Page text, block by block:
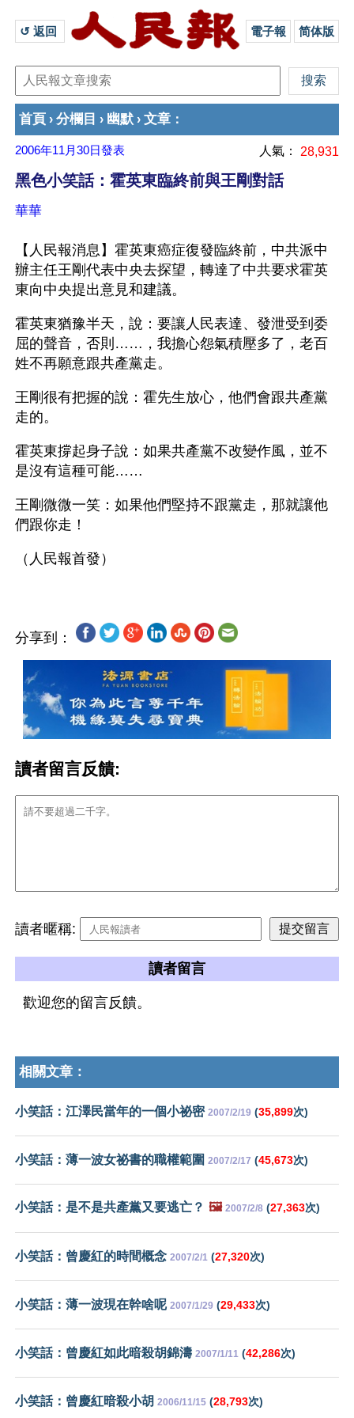
↺ 返回 電子報 简体版
首頁 › 分欄目 › 幽默 › 文章 ：
2006年11月30日發表 人氣： 28,931
黑色小笑話：霍英東臨終前與王剛對話
華華
【人民報消息】霍英東癌症復發臨終前，中共派中
辦主任王剛代表中央去探望，轉達了中共要求霍英
東向中央提出意見和建議。
霍英東猶豫半天，說：要讓人民表達、發泄受到委
屈的聲音，否則……，我擔心怨氣積壓多了，老百
姓不再願意跟共產黨走。
王剛很有把握的說：霍先生放心，他們會跟共產黨
走的。
霍英東撐起身子說：如果共產黨不改變作風，並不
是沒有這種可能……
王剛微微一笑：如果他們堅持不跟黨走，那就讓他
們跟你走！
分享到：
讀者留言反饋:
讀者暱稱:
讀者留言
歡迎您的留言反饋。
相關文章：
小笑話：江澤民當年的一個小祕密 2007/2/19 (35,899次)
小笑話：薄一波女祕書的職權範圍 2007/2/17 (45,673次)
小笑話：是不是共產黨又要逃亡？ 🖼️ 2007/2/8 (27,363次)
小笑話：曾慶紅的時間概念 2007/2/1 (27,320次)
小笑話：薄一波現在幹啥呢 2007/1/29 (29,433次)
小笑話：曾慶紅如此暗殺胡錦濤 2007/1/11 (42,286次)
小笑話：曾慶紅暗殺小胡 2006/11/15 (28,793次)